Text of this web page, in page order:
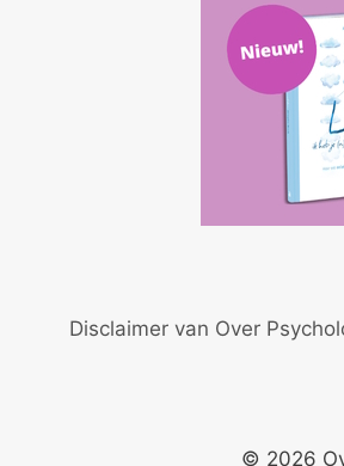
Disclaimer van Over
© 2026